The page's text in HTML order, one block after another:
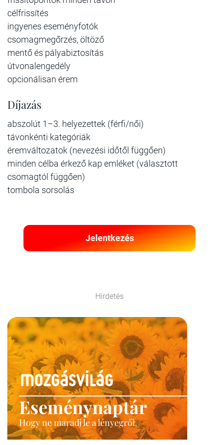
célfrissítés
ingyenes eseményfotók
csomagmegőrzés, öltöző
mentő és pályabiztosítás
útvonalengedély
opcionálisan érem
Díjazás
abszolút 1–3. helyezettek (férfi/női)
távonkénti kategóriák
éremváltozatok (nevezési időtől függően)
minden célba érkező kap emléket (választott
csomagtól függően)
tombola sorsolás
Jelentkezés
Hirdetés
Eseménynaptár
Hogy ne maradj le a lényegről.